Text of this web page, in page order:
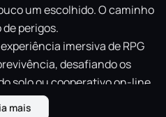
um escolhido. O caminho
perigos.
imersiva de RPG
desafiando os
solo ou cooperativo on-line.
mais